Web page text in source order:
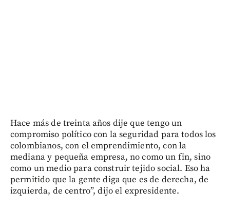
Hace más de treinta años dije que tengo un
compromiso político con la seguridad para todos los
colombianos, con el emprendimiento, con la
mediana y pequeña empresa, no como un fin, sino
como un medio para construir tejido social. Eso ha
permitido que la gente diga que es de derecha, de
izquierda, de centro”, dijo el expresidente.